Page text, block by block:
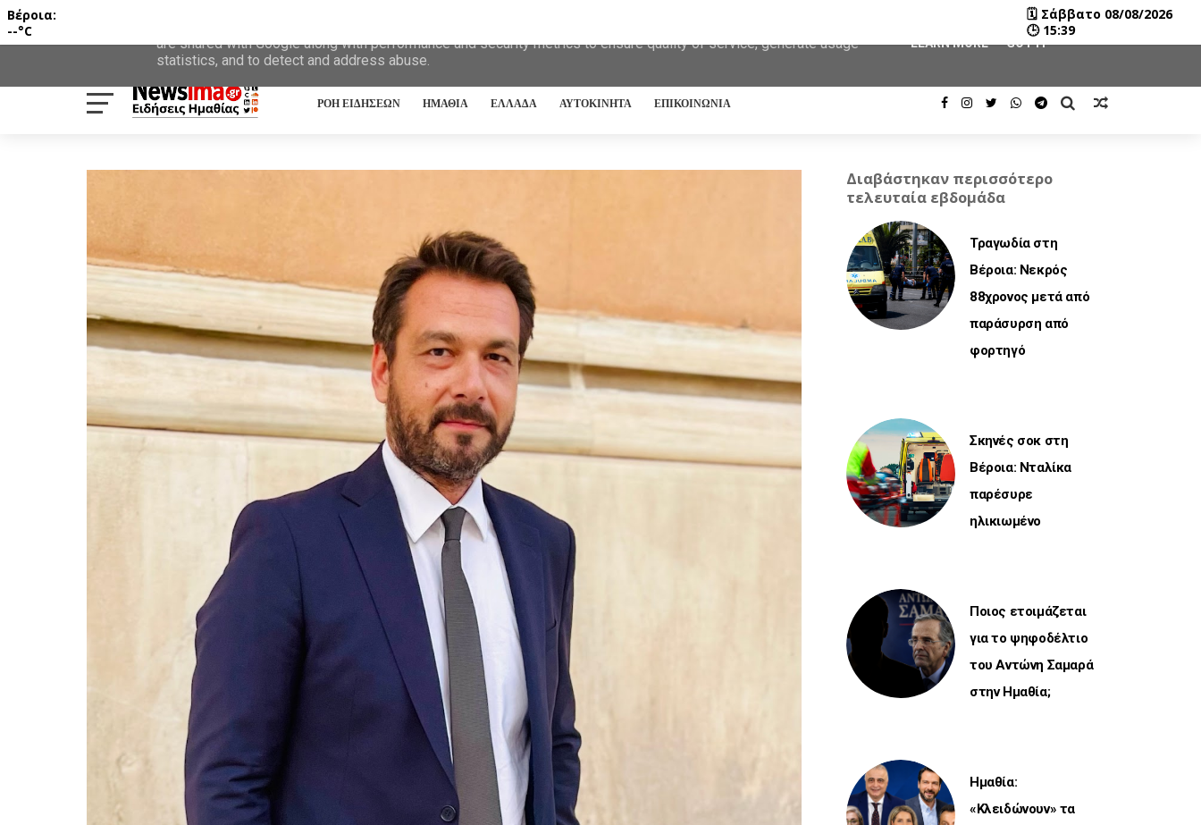
ΡΟΗ ΕΙΔΗΣΕΩΝ ΗΜΑΘΙΑ ΕΛΛΑΔΑ ΑΥΤΟΚΙΝΗΤΑ ΕΠΙΚΟΙΝΩΝΙΑ
Διαβάστηκαν περισσότερο
τελευταία εβδομάδα
Τραγωδία στη
Βέροια: Νεκρός
88χρονος μετά από
παράσυρση από
φορτηγό
Σκηνές σοκ στη
Βέροια: Νταλίκα
παρέσυρε
ηλικιωμένο
Ποιος ετοιμάζεται
για το ψηφοδέλτιο
του Αντώνη Σαμαρά
στην Ημαθία;
Ημαθία:
«Κλειδώνουν» τα
Βέροια:
--°C
🗓 Σάββατο 08/08/2026
🕒 15:39
are shared with Google along with performance and security metrics to ensure quality of service, generate usage
statistics, and to detect and address abuse.
LEARN MORE GOT IT